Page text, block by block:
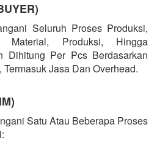
Seluruh Proses Produksi,
Material, Produksi, Hingga
Dihitung Per Pcs Berdasarkan
Jasa Dan Overhead.
Satu Atau Beberapa Proses